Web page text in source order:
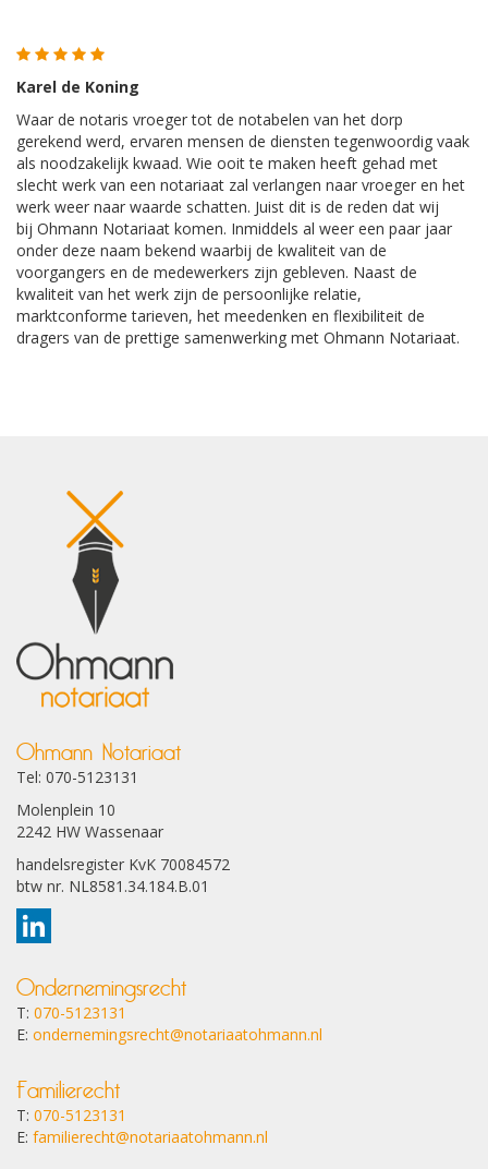
Karel de Koning
Waar de notaris vroeger tot de notabelen van het dorp
gerekend werd, ervaren mensen de diensten tegenwoordig vaak
als noodzakelijk kwaad. Wie ooit te maken heeft gehad met
slecht werk van een notariaat zal verlangen naar vroeger en het
werk weer naar waarde schatten. Juist dit is de reden dat wij
bij Ohmann Notariaat komen. Inmiddels al weer een paar jaar
onder deze naam bekend waarbij de kwaliteit van de
voorgangers en de medewerkers zijn gebleven. Naast de
kwaliteit van het werk zijn de persoonlijke relatie,
marktconforme tarieven, het meedenken en flexibiliteit de
dragers van de prettige samenwerking met Ohmann Notariaat.
Ohmann Notariaat
Tel: 070-5123131
Molenplein 10
2242 HW Wassenaar
handelsregister KvK 70084572
btw nr. NL8581.34.184.B.01
Ondernemingsrecht
T: 070-5123131
E: ondernemingsrecht@notariaatohmann.nl
Familierecht
T: 070-5123131
E: familierecht@notariaatohmann.nl